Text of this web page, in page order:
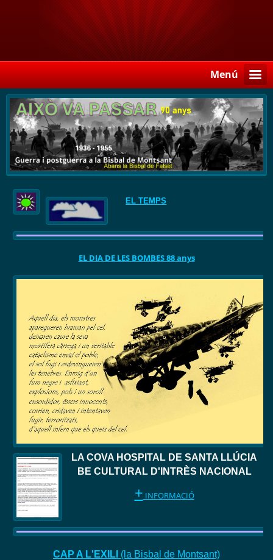
Menú
EL TEMPS
EL DIA DE LES BOMBES 88 anys
LA COVA HOSPITAL DE SANTA LLÚCIA
BE CULTURAL D'INTRÈS NACIONAL
+ INFORMACIÓ
CAP A L'EXILI (la Bisbal de Montsant)